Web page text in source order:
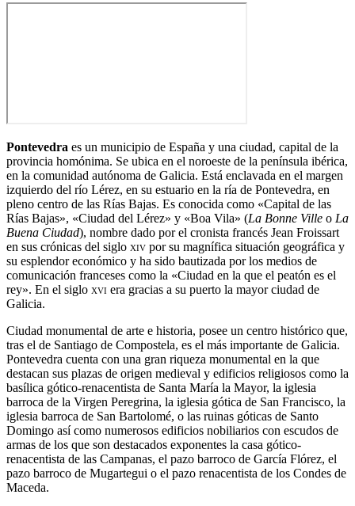
Pontevedra es un municipio de España y una ciudad, capital de la
provincia homónima.​​​ Se ubica en el noroeste de la península ibérica,
en la comunidad autónoma de Galicia. Está enclavada en el margen
izquierdo del río Lérez, en su estuario en la ría de Pontevedra,​ en
pleno centro de las Rías Bajas. Es conocida como «Capital de las
Rías Bajas»,​​​​​​ «Ciudad del Lérez»​ y «Boa Vila» (La Bonne Ville o La
Buena Ciudad), nombre dado por el cronista francés Jean Froissart
en sus crónicas del siglo xiv por su magnífica situación geográfica y
su esplendor económico​​ y ha sido bautizada por los medios de
comunicación franceses como la «Ciudad en la que el peatón es el
rey».​​​​ En el siglo xvi era gracias a su puerto la mayor ciudad de
Galicia.​​​​​
Ciudad monumental​​​ de arte e historia,​​ posee un centro histórico que,
tras el de Santiago de Compostela, es el más importante de Galicia.​​​
Pontevedra cuenta con una gran riqueza monumental en la que
destacan sus plazas de origen medieval​​ y edificios religiosos como la
basílica gótico-renacentista de Santa María la Mayor, la iglesia
barroca de la Virgen Peregrina, la iglesia gótica de San Francisco, la
iglesia barroca de San Bartolomé, o las ruinas góticas de Santo
Domingo así como numerosos edificios nobiliarios con escudos de
armas de los que son destacados exponentes la casa gótico-
renacentista de las Campanas, el pazo barroco de García Flórez, el
pazo barroco de Mugartegui o el pazo renacentista de los Condes de
Maceda.​